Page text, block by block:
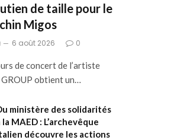
de taille pour le
Migos
6 août 2026 0
de concert de l’artiste
obtient un…
ministère des solidarités
la MAED : L’archevêque
découvre les actions